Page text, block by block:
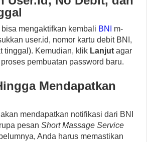
mengaktifkan kembali BNI
m-
user.id, nomor kartu debit BNI,
tinggal). Kemudian, klik Lanjut agar
pembuatan password baru.
Mendapatkan
mendapatkan notifikasi dari BNI
pesanShort Massage Service
Anda harus memastikan